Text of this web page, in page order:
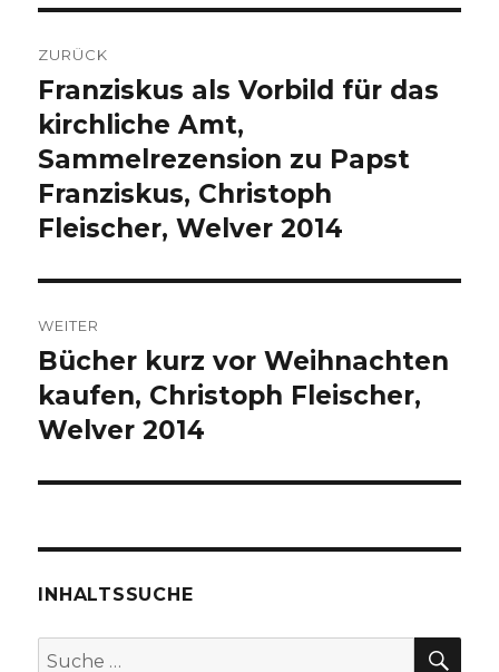
ZURÜCK
Vorheriger
Beitrag:
Franziskus als Vorbild für das
kirchliche Amt,
Sammelrezension zu Papst
Franziskus, Christoph
Fleischer, Welver 2014
WEITER
Nächster
Beitrag:
Bücher kurz vor Weihnachten
kaufen, Christoph Fleischer,
Welver 2014
INHALTSSUCHE
Suche